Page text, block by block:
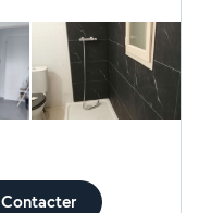
Contacter